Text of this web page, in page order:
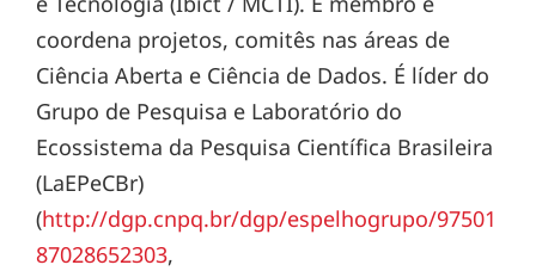
coordena projetos, comitês nas áreas de
Ciência Aberta e Ciência de Dados. É líder do
Grupo de Pesquisa e Laboratório do
Ecossistema da Pesquisa Científica Brasileira
(LaEPeCBr)
(http://dgp.cnpq.br/dgp/espelhogrupo/97501
87028652303,